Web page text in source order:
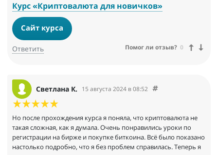
Курс «Криптовалюта для новичков»
Сайт курса
Ответить Помог ли отзыв? 0
Светлана К. 15 августа 2024 в 08:52
Но после прохождения курса я поняла, что криптовалюта не
такая сложная, как я думала. Очень понравились уроки по
регистрации на бирже и покупке биткоина. Всё было показано
настолько подробно, что я без проблем справилась. Теперь я